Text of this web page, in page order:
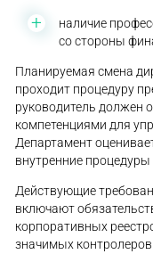
наличие
со стороны
Планируемая смена
проходит процедуру
руководитель должен
компетенциями для
Департамент
внутренние процедуры
Действующие
включают
корпоративных
значимых